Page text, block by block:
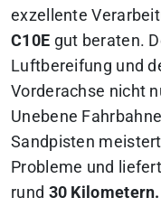
exzellente
C10E gut beraten.
Luftbereifung und
Vorderachse nicht
Unebene
Sandpisten
Probleme und
rund 30 Kilometern.